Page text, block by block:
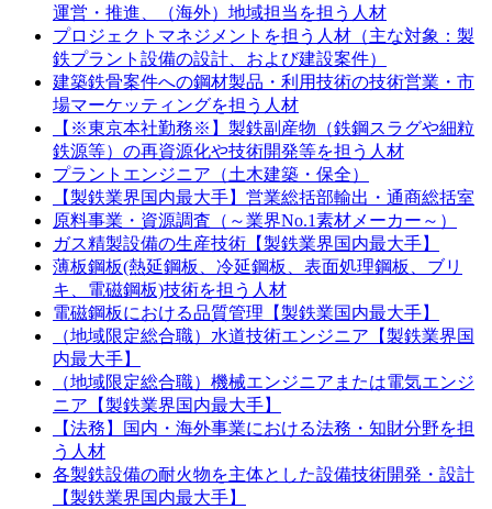
運営・推進、（海外）地域担当を担う人材
プロジェクトマネジメントを担う人材（主な対象：製
鉄プラント設備の設計、および建設案件）
建築鉄骨案件への鋼材製品・利用技術の技術営業・市
場マーケッティングを担う人材
【※東京本社勤務※】製鉄副産物（鉄鋼スラグや細粒
鉄源等）の再資源化や技術開発等を担う人材
プラントエンジニア（土木建築・保全）
【製鉄業界国内最大手】営業総括部輸出・通商総括室
原料事業・資源調査（～業界No.1素材メーカー～）
ガス精製設備の生産技術【製鉄業界国内最大手】
薄板鋼板(熱延鋼板、冷延鋼板、表面処理鋼板、ブリ
キ、電磁鋼板)技術を担う人材
電磁鋼板における品質管理【製鉄業国内最大手】
（地域限定総合職）水道技術エンジニア【製鉄業界国
内最大手】
（地域限定総合職）機械エンジニアまたは電気エンジ
ニア【製鉄業界国内最大手】
【法務】国内・海外事業における法務・知財分野を担
う人材
各製鉄設備の耐火物を主体とした設備技術開発・設計
【製鉄業界国内最大手】